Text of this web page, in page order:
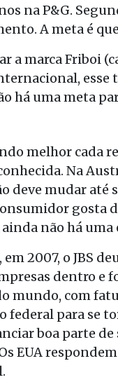
na P&G.
A meta é
a marca Friboi
há uma meta
melhor cada
Na
deve mudar até
gosta
ainda não há
2007, o JBS
dentro e
mundo, com
federal para se
boa parte
EUA